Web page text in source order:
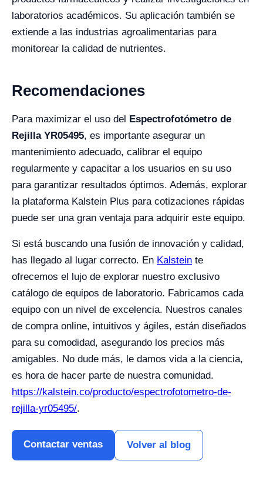
laboratorios académicos. Su aplicación también se
extiende a las industrias agroalimentarias para
monitorear la calidad de nutrientes.
Recomendaciones
Para maximizar el uso del Espectrofotómetro de
Rejilla YR05495, es importante asegurar un
mantenimiento adecuado, calibrar el equipo
regularmente y capacitar a los usuarios en su uso
para garantizar resultados óptimos. Además, explorar
la plataforma Kalstein Plus para cotizaciones rápidas
puede ser una gran ventaja para adquirir este equipo.
Si está buscando una fusión de innovación y calidad,
has llegado al lugar correcto. En Kalstein te
ofrecemos el lujo de explorar nuestro exclusivo
catálogo de equipos de laboratorio. Fabricamos cada
equipo con un nivel de excelencia. Nuestros canales
de compra online, intuitivos y ágiles, están diseñados
para su comodidad, asegurando los precios más
amigables. No dude más, le damos vida a la ciencia,
es hora de hacer parte de nuestra comunidad.
https://kalstein.co/producto/espectrofotometro-de-
rejilla-yr05495/.
Contactar ventas Volver al blog